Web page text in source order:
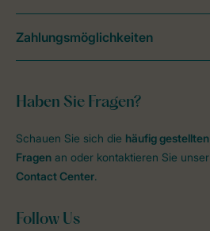
Haben Sie Fragen?
Schauen Sie sich die häufig gestellten
Fragen an oder kontaktieren Sie unser
Contact Center.
Follow Us
Zahlungsmöglichkeiten